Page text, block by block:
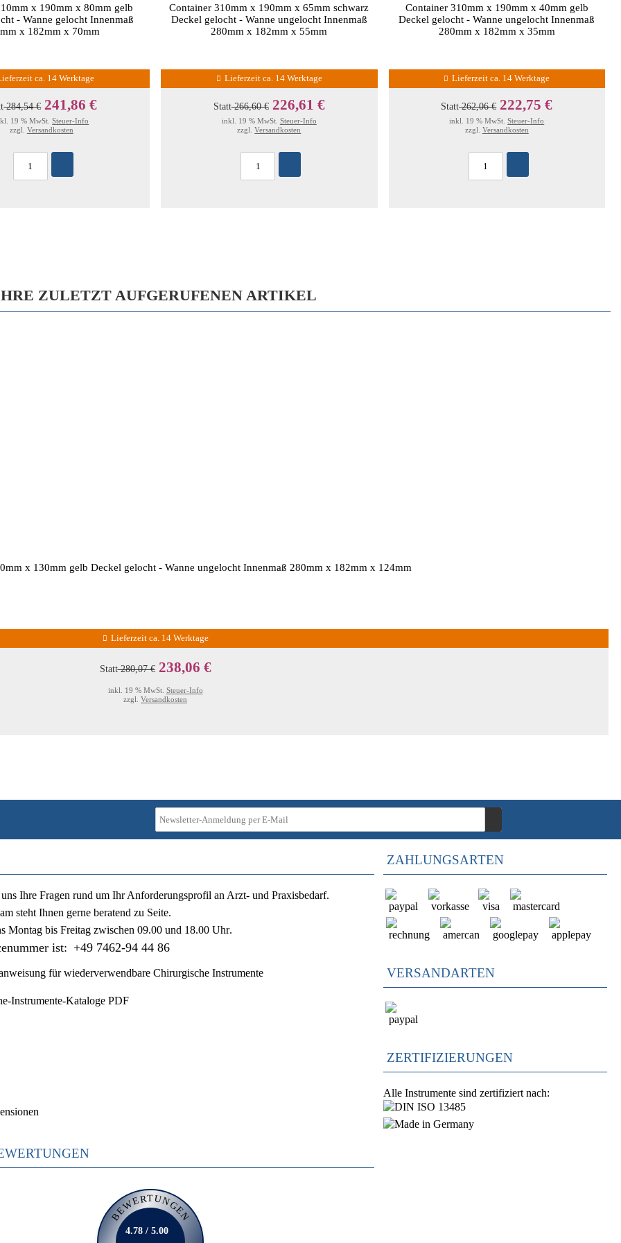
x 190mm x 80mm gelb
- Wanne gelocht Innenmaß
x 182mm x 70mm
ca. 14 Werktage
284,54 € 241,86 €
19 % MwSt.Steuer-Info
zzgl. Versandkosten
Container 310mm x 190mm x 65mm schwarz
Deckel gelocht - Wanne ungelocht Innenmaß
280mm x 182mm x 55mm
Lieferzeit ca. 14 Werktage
Statt266,60 € 226,61 €
inkl. 19 % MwSt. Steuer-Info
zzgl.Versandkosten
Container 310mm x 190mm x 40mm gelb
Deckel gelocht - Wanne ungelocht Innenmaß
280mm x 182mm x 35mm
Lieferzeit ca. 14 Werktage
Statt262,06 € 222,75 €
inkl. 19 % MwSt.Steuer-Info
zzgl. Versandkosten
ZULETZT AUFGERUFENEN ARTIKEL
x 130mm gelb Deckel gelocht - Wanne ungelocht Innenmaß 280mm x 182mm x 124mm
Lieferzeit ca. 14 Werktage
Statt280,07 € 238,06 €
inkl. 19 % MwSt. Steuer-Info
zzgl. Versandkosten
Ihre Fragen rund um Ihr Anforderungsprofil an Arzt- und Praxisbedarf.
steht Ihnen gerne beratend zu Seite.
Montag bis Freitag zwischen 09.00 und 18.00 Uhr.
ist: +49 7462-94 44 86
für wiederverwendbare Chirurgische Instrumente
Instrumente-Kataloge PDF
BEWERTUNGEN
4.78 / 5.00
ZAHLUNGSARTEN
VERSANDARTEN
ZERTIFIZIERUNGEN
Alle Instrumente sind zertifiziert nach: